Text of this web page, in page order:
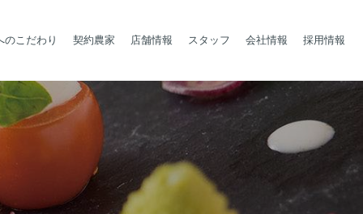
のこだわり 契約農家 店舗情報 スタッフ 会社情報 採用情報